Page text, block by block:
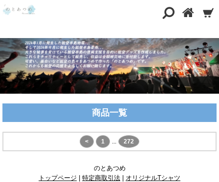
商品一覧
< 1 ... 272
のとあつめ
トップページ
特定商取引法 オリジナルTシャツ